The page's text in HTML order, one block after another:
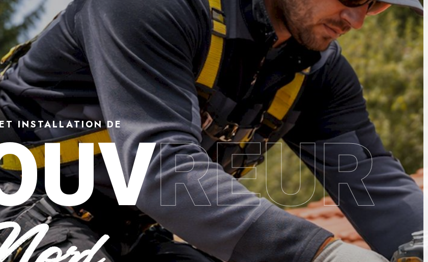
INSTALLATION DE
Denain (59220) : réparation, rénovation et
REUR